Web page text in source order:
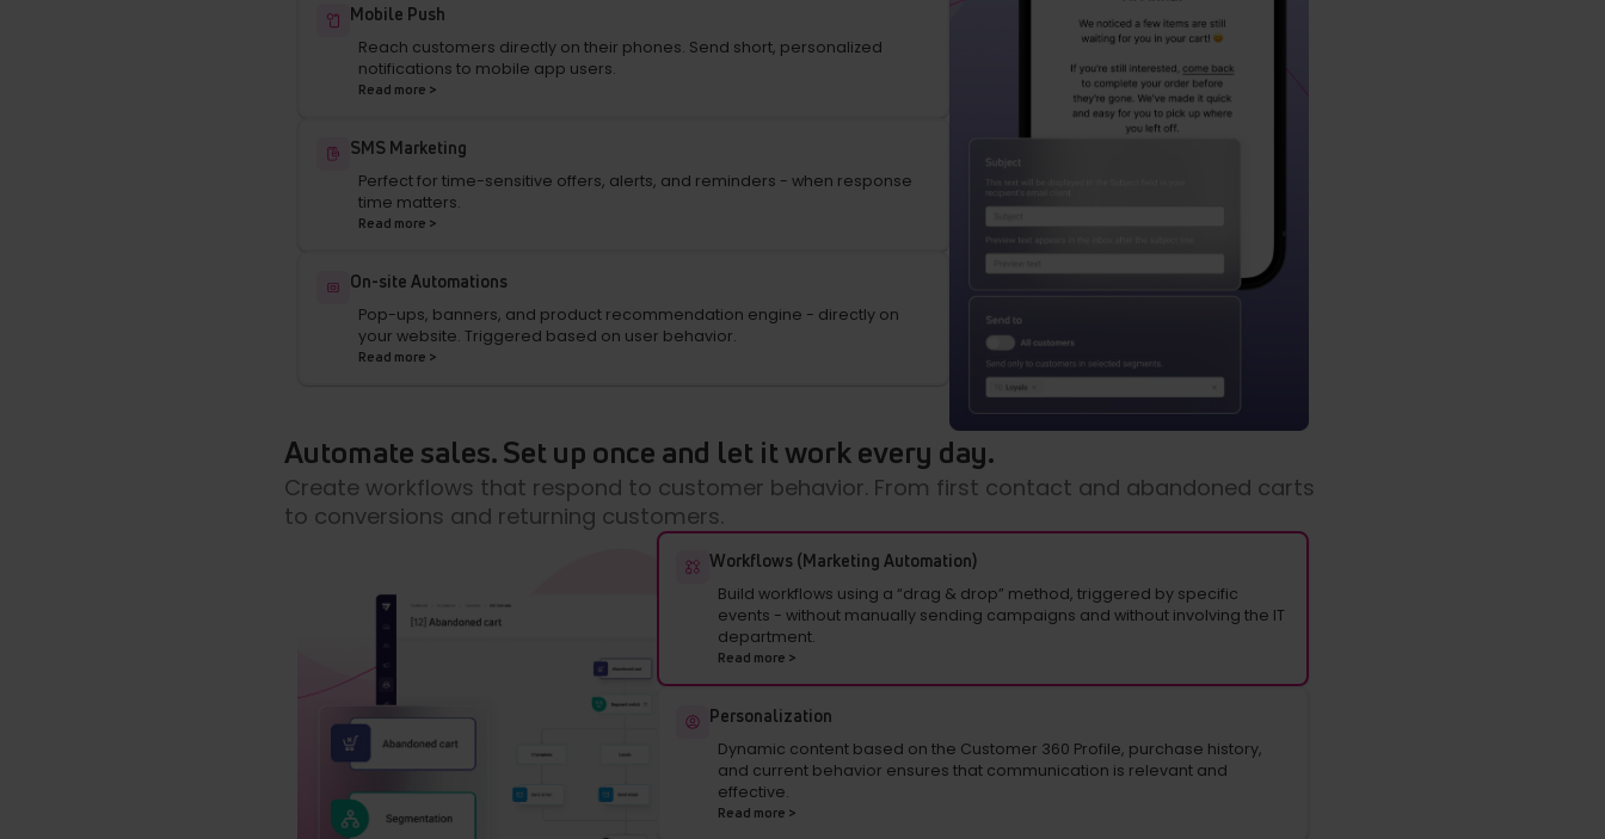
Mobile Push
Reach customers directly on their phones. Send short, personalized
notifications to mobile app users.
Read more >
SMS Marketing
Perfect for time-sensitive offers, alerts, and reminders - when response
time matters.
Read more >
On-site Automations
Pop-ups, banners, and product recommendation engine - directly on
your website. Triggered based on user behavior.
Read more >
Automate sales. Set up once and let it work every day.
Create workflows that respond to customer behavior. From first contact and abandoned carts
to conversions and returning customers.
Workflows (Marketing Automation)
Build workflows using a “drag & drop” method, triggered by specific
events - without manually sending campaigns and without involving the IT
department.
Read more >
Personalization
Dynamic content based on the Customer 360 Profile, purchase history,
and current behavior ensures that communication is relevant and
effective.
Read more >